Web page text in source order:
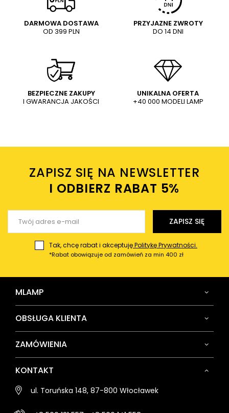
DARMOWA DOSTAWA
OD 399 PLN
PRZYJAZNE ZWROTY
DO 14 DNI
BEZPIECZNE ZAKUPY
I GWARANCJA JAKOŚCI
UNIKALNA OFERTA
+40 000 MODELI LAMP
ZAPISZ SIĘ NA NEWSLETTER
I ODBIERZ RABAT 5%ㅤ
ZAPISZ SIĘ
Tak, chcę rabat i akceptujęPolitykę Prywatności.
*Rabat obowiązuje od zamówień za min 400 zł
MLAMP
OBSŁUGA KLIENTA
ZAMÓWIENIA
KONTAKT
ul. Toruńska 148, 87-800 Włocławek